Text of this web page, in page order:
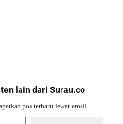
lain dari Surau.co
pos terbaru lewat email.